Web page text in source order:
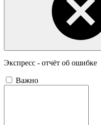
Экспресс - отчёт об ошибке
Важно